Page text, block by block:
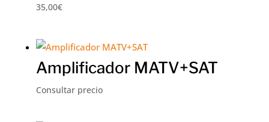
35,00€
Amplificador MATV+SAT
Consultar precio